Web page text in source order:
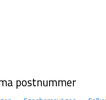
postnummer